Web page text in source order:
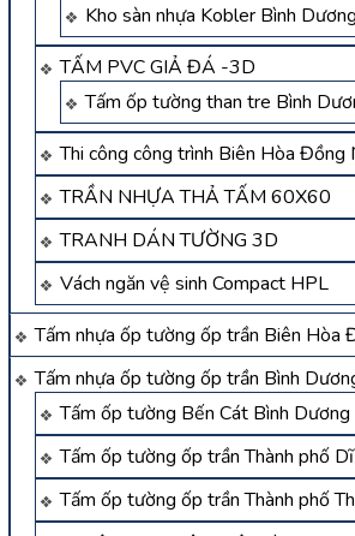
Kho sàn nhựa Kobler Bình Dương
TẤM PVC GIẢ ĐÁ -3D
Tấm ốp tường than tre Bình
Thi công công trình Biên Hòa Đồng
TRẦN NHỰA THẢ TẤM 60X60
TRANH DÁN TƯỜNG 3D
Vách ngăn vệ sinh Compact HPL
Tấm nhựa ốp tường ốp trần Biên Hòa
Tấm nhựa ốp tường ốp trần Bình
Tấm ốp tường Bến Cát Bình
Tấm ốp tường ốp trần Thành phố
Tấm ốp tường ốp trần Thành phố